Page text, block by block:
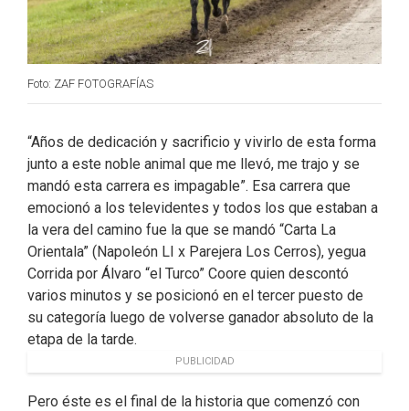
Foto: ZAF FOTOGRAFÍAS
“Años de dedicación y sacrificio y vivirlo de esta forma
junto a este noble animal que me llevó, me trajo y se
mandó esta carrera es impagable”. Esa carrera que
emocionó a los televidentes y todos los que estaban a
la vera del camino fue la que se mandó “Carta La
Orientala” (Napoleón LI x Parejera Los Cerros), yegua
Corrida por Álvaro “el Turco” Coore quien descontó
varios minutos y se posicionó en el tercer puesto de
su categoría luego de volverse ganador absoluto de la
etapa de la tarde.
PUBLICIDAD
Pero éste es el final de la historia que comenzó con